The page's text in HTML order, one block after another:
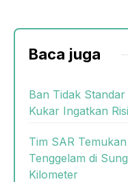
Baca juga
Ban Tidak
Kukar Ingatkan
Tim SAR
Tenggelam di
Kilometer